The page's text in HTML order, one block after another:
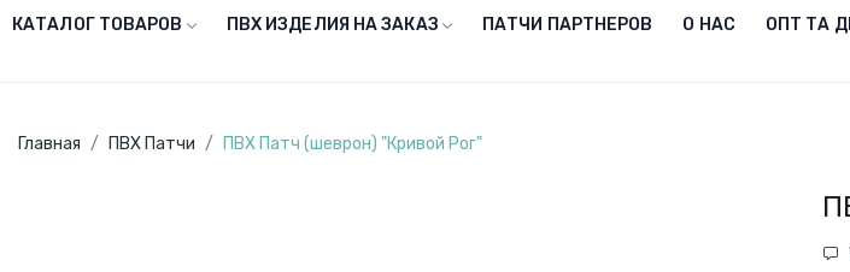
КАТАЛОГ ТОВАРОВ ПВХ ИЗДЕЛИЯ НА ЗАКАЗ ПАТЧИ ПАРТНЕРОВ О НАС ОПТ ТА
Главная ПВХ Патчи ПВХ Патч (шеврон) "Кривой Рог"